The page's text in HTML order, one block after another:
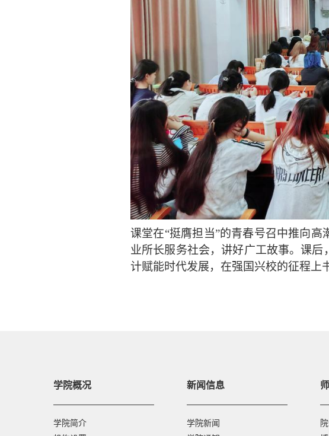
课堂在“挺膺担当”的青春号召中推向
业所长服务社会，讲好广工故事。课
计赋能时代发展，在强国兴校的征程上
学院概况
学院简介
新闻信息
学院新闻